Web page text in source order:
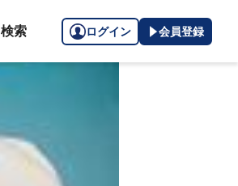
検索 ログイン 会員登録